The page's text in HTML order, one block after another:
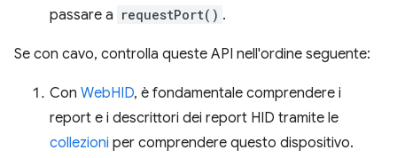
passare a requestPort() .
Se con cavo, controlla queste API nell'ordine seguente:
Con WebHID, è fondamentale comprendere i
report e i descrittori dei report HID tramite le
collezioni per comprendere questo dispositivo.